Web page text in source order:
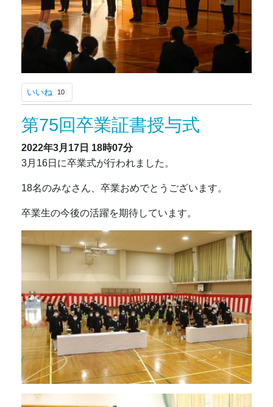
いいね 10
第75回卒業証書授与式
2022年3月17日 18時07分
3月16日に卒業式が行われました。
18名のみなさん、卒業おめでとうございます。
卒業生の今後の活躍を期待しています。